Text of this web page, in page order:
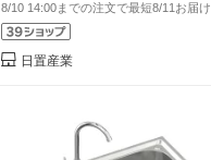
8/10 14:00までの注文で最短8/11お届け
日置産業